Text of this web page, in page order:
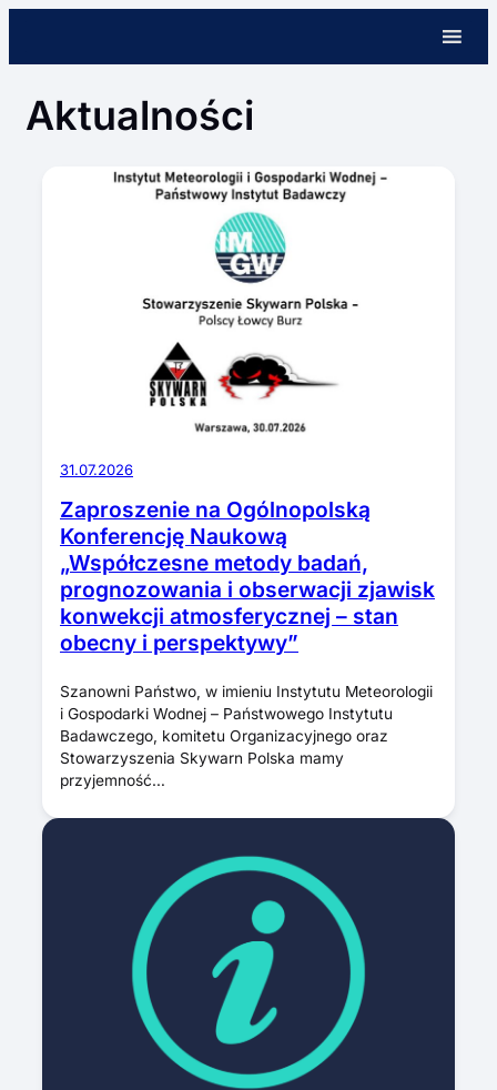
treści
Aktualności
31.07.2026
Zaproszenie na Ogólnopolską
Konferencję Naukową
„Współczesne metody badań,
prognozowania i obserwacji zjawisk
konwekcji atmosferycznej – stan
obecny i perspektywy”
Szanowni Państwo, w imieniu Instytutu Meteorologii
i Gospodarki Wodnej – Państwowego Instytutu
Badawczego, komitetu Organizacyjnego oraz
Stowarzyszenia Skywarn Polska mamy
przyjemność…